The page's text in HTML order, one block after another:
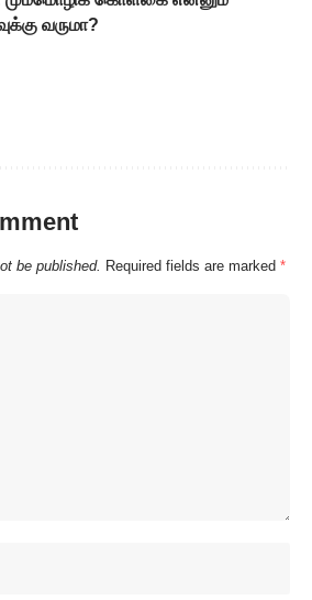
வருமா?
be published. Required fields are marked *